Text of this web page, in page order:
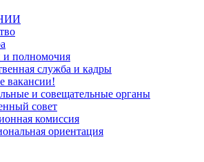
полномочия
служба и кадры
вакансии!
и совещательные органы
совет
комиссия
ориентация